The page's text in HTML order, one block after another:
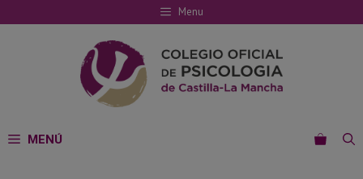
al
Menu
MENÚ